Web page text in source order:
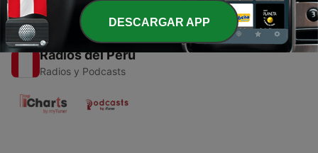
Radios del Perú
Radios y Podcasts
DESCARGAR APP